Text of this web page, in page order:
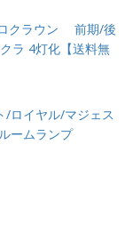
クラウン 前期/後
ラ 4灯化【送料無
イヤル/マジェス
ームランプ